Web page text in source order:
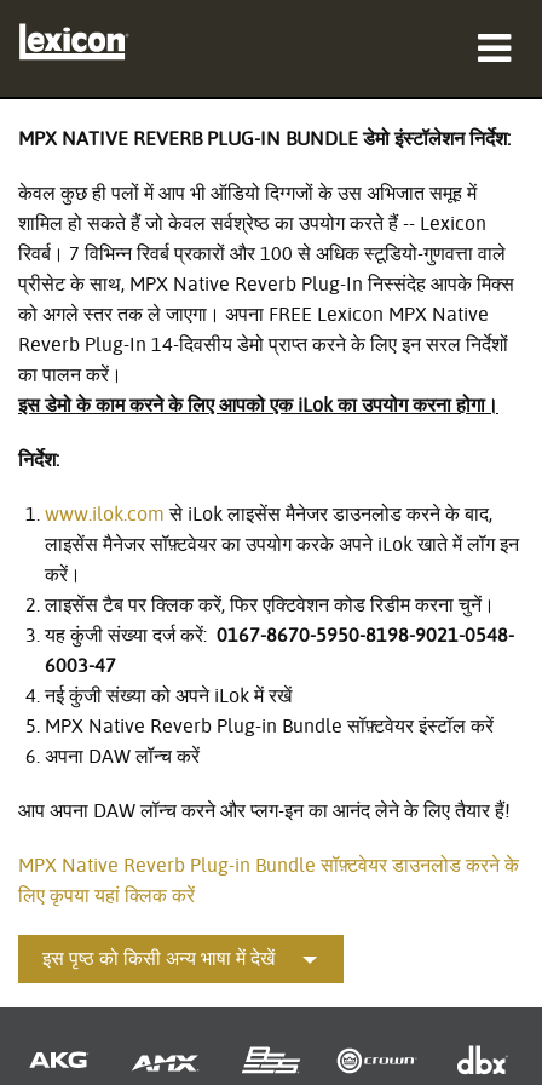
पेशेवर
केस स्टडीज़
प्रशिक्षण
सहायता
भाषा/क्षेत्र
MPX NATIVE REVERB PLUG-IN BUNDLE डेमो इंस्टॉलेशन निर्देश:
केवल कुछ ही पलों में आप भी ऑडियो दिग्गजों के उस अभिजात समूह में
शामिल हो सकते हैं जो केवल सर्वश्रेष्ठ का उपयोग करते हैं -- Lexicon
रिवर्ब। 7 विभिन्न रिवर्ब प्रकारों और 100 से अधिक स्टूडियो-गुणवत्ता वाले
प्रीसेट के साथ, MPX Native Reverb Plug-In निस्संदेह आपके मिक्स
को अगले स्तर तक ले जाएगा। अपना FREE Lexicon MPX Native
Reverb Plug-In 14-दिवसीय डेमो प्राप्त करने के लिए इन सरल निर्देशों
का पालन करें।
इस डेमो के काम करने के लिए आपको एक iLok का उपयोग करना होगा।
निर्देश:
www.ilok.com से iLok लाइसेंस मैनेजर डाउनलोड करने के बाद,
लाइसेंस मैनेजर सॉफ़्टवेयर का उपयोग करके अपने iLok खाते में लॉग इन
करें।
लाइसेंस टैब पर क्लिक करें, फिर एक्टिवेशन कोड रिडीम करना चुनें।
यह कुंजी संख्या दर्ज करें:0167-8670-5950-8198-9021-0548-
6003-47
नई कुंजी संख्या को अपने iLok में रखें
MPX Native Reverb Plug-in Bundle सॉफ़्टवेयर इंस्टॉल करें
अपना DAW लॉन्च करें
आप अपना DAW लॉन्च करने और प्लग-इन का आनंद लेने के लिए तैयार हैं!
MPX Native Reverb Plug-in Bundle सॉफ़्टवेयर डाउनलोड करने के
लिए कृपया यहां क्लिक करें
इस पृष्ठ को किसी अन्य भाषा में देखें